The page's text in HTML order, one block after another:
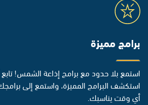
برامج مميزة
استمع بلا حدود مع برامج إذاعة الشمس! تابع
استكشف البرامج المميزة، واستمع إلى
أي وقت يناسبك.